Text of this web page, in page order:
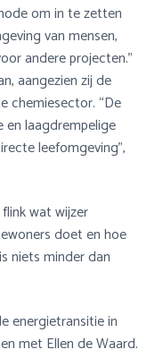
om in te zetten
van mensen,
andere projecten.”
aangezien zij de
chemiesector. “De
en laagdrempelige
leefomgeving”,
wat wijzer
doet en hoe
niets minder dan
energietransitie in
met Ellen de Waard.